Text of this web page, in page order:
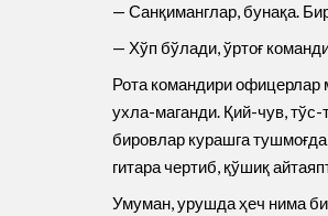
— Санқиманглар, бунақа.
— Хўп бўлади, ўртоғ
Рота командири офицерлар
ухла-маганди. Қий-чув, тўс-
бировлар курашга
гитара чертиб, қўшиқ
Умуман, урушда ҳеч нима